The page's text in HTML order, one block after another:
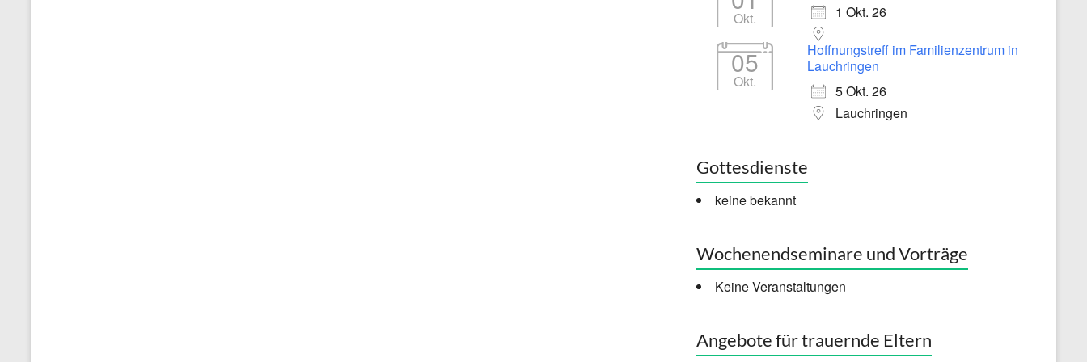
Okt. 1 Okt. 26
05
Okt.
Hoffnungstreff im Familienzentrum in
Lauchringen
5 Okt. 26
Lauchringen
Gottesdienste
keine bekannt
Wochenendseminare und Vorträge
Keine Veranstaltungen
Angebote für trauernde Eltern